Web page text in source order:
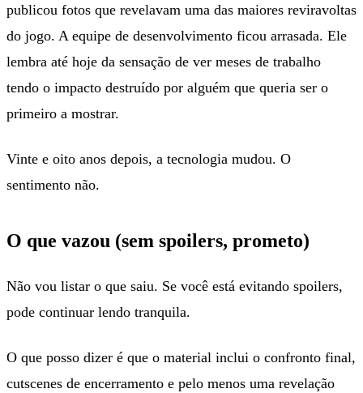
publicou fotos que revelavam uma das maiores reviravoltas
do jogo. A equipe de desenvolvimento ficou arrasada. Ele
lembra até hoje da sensação de ver meses de trabalho
tendo o impacto destruído por alguém que queria ser o
primeiro a mostrar.
Vinte e oito anos depois, a tecnologia mudou. O
sentimento não.
O que vazou (sem spoilers, prometo)
Não vou listar o que saiu. Se você está evitando spoilers,
pode continuar lendo tranquila.
O que posso dizer é que o material inclui o confronto final,
cutscenes de encerramento e pelo menos uma revelação